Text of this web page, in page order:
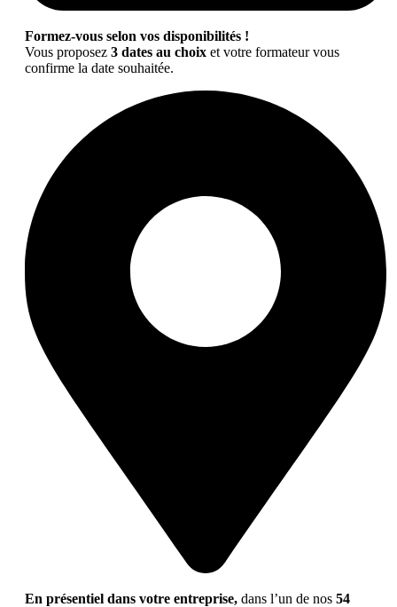
Formez-vous selon vos disponibilités !
Vous proposez 3 dates au choix et votre formateur vous
confirme la date souhaitée.
En présentiel dans votre entreprise, dans l’un de nos 54